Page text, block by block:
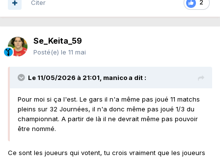
2
Citer
Se_Keita_59
Posté(e) le 11 mai
Le 11/05/2026 à 21:01, manicoa dit :
Pour moi si ça l'est. Le gars il n'a même pas joué 11 matchs
pleins sur 32 Journées, il n'a donc même pas joué 1/3 du
championnat. A partir de là il ne devrait même pas pouvoir
être nommé.
Ce sont les joueurs qui votent, tu crois vraiment que les joueurs